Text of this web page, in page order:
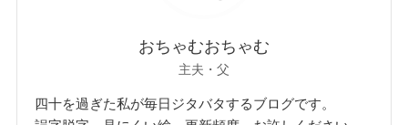
おちゃむおちゃむ
主夫・父
四十を過ぎた私が毎日ジタバタするブログです。